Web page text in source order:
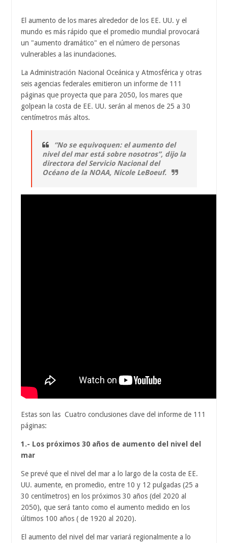
El aumento de los mares alrededor de los EE. UU. y el
mundo es más rápido que el promedio mundial provocará
un "aumento dramático" en el número de personas
vulnerables a las inundaciones.
La Administración Nacional Oceánica y Atmosférica y otras
seis agencias federales emitieron un informe de 111
páginas que proyecta que para 2050, los mares que
golpean la costa de EE. UU. serán al menos de 25 a 30
centímetros más altos.
“No se equivoquen: el aumento del
nivel del mar está sobre nosotros”, dijo la
directora del Servicio Nacional del
Océano de la NOAA, Nicole LeBoeuf.
Estas son las Cuatro conclusiones clave del informe de 111
páginas:
1.- Los próximos 30 años de aumento del nivel del
mar
Se prevé que el nivel del mar a lo largo de la costa de EE.
UU. aumente, en promedio, entre 10 y 12 pulgadas (25 a
30 centímetros) en los próximos 30 años (del 2020 al
2050), que será tanto como el aumento medido en los
últimos 100 años ( de 1920 al 2020).
El aumento del nivel del mar variará regionalmente a lo